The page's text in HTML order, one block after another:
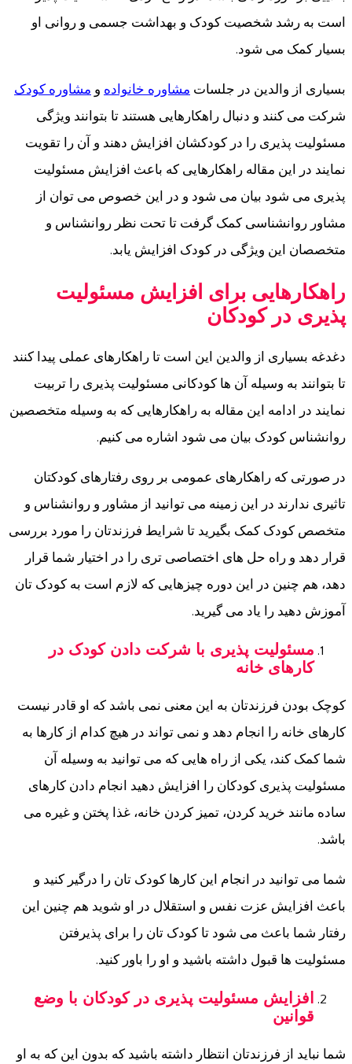
است به رشد شخصیت کودک و بهداشت جسمی و روانی او
بسیار کمک می شود.
بسیاری از والدین در جلسات مشاوره خانواده و مشاوره کودک
شرکت می کنند و دنبال راهکارهایی هستند تا بتوانند ویژگی
مسئولیت پذیری را در کودکشان افزایش دهند و آن را تقویت
نمایند در این مقاله راهکارهایی که باعث افزایش مسئولیت
پذیری می شود بیان می شود و در این خصوص می توان از
مشاور روانشناسی کمک گرفت تا تحت نظر روانشناس و
متخصصان این ویژگی در کودک افزایش یابد.
راهکارهایی برای افزایش مسئولیت
پذیری در کودکان
دغدغه بسیاری از والدین این است تا راهکارهای عملی پیدا کنند
تا بتوانند به وسیله آن ها کودکانی مسئولیت پذیری را تربیت
نمایند در ادامه این مقاله به راهکارهایی که به وسیله متخصصین
روانشناس کودک بیان می شود اشاره می کنیم.
در صورتی که راهکارهای عمومی بر روی رفتارهای کودکتان
تاثیری ندارند در این زمینه می توانید از مشاور و روانشناس و
متخصص کودک کمک بگیرید تا شرایط فرزندتان را مورد بررسی
قرار دهد و راه حل های اختصاصی تری را در اختیار شما قرار
دهد، هم چنین در این دوره چیزهایی که لازم است به کودک تان
آموزش دهید را یاد می گیرید.
مسئولیت پذیری با شرکت دادن کودک در
کارهای خانه
کوچک بودن فرزندتان به این معنی نمی باشد که او قادر نیست
کارهای خانه را انجام دهد و نمی تواند در هیچ کدام از کارها به
شما کمک کند، یکی از راه هایی که می توانید به وسیله آن
مسئولیت پذیری کودکان را افزایش دهید انجام دادن کارهای
ساده مانند خرید کردن، تمیز کردن خانه، غذا پختن و غیره می
باشد.
شما می توانید در انجام این کارها کودک تان را درگیر کنید و
باعث افزایش عزت نفس و استقلال در او شوید هم چنین این
رفتار شما باعث می شود تا کودک تان را برای پذیرفتن
مسئولیت ها قبول داشته باشید و او را باور کنید.
افزایش مسئولیت پذیری در کودکان با وضع
قوانین
شما نباید از فرزندتان انتظار داشته باشید که بدون این که به او